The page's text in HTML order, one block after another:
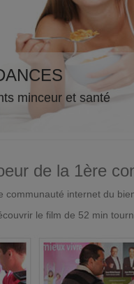
minceur et santé
de la 1ère
communauté internet du
le film de 52 min